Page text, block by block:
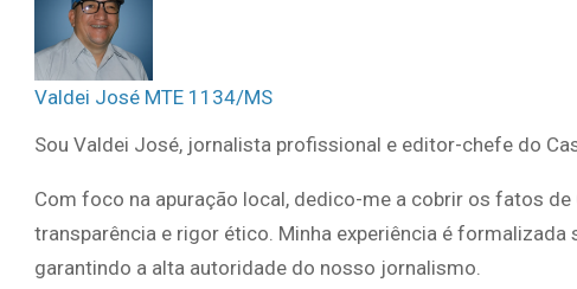
Valdei José MTE 1134/MS
Sou Valdei José, jornalista profissional e editor-chefe do
Com foco na apuração local, dedico-me a cobrir os fatos
transparência e rigor ético. Minha experiência é
garantindo a alta autoridade do nosso jornalismo.